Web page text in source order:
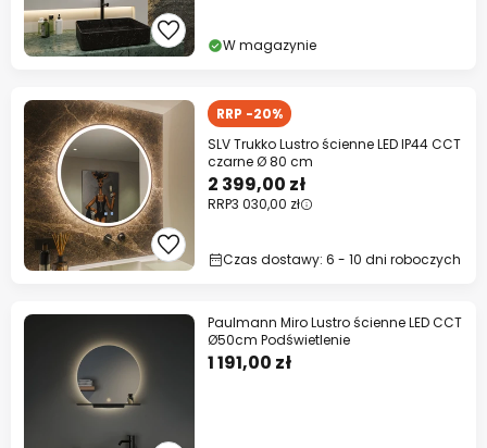
W magazynie
RRP -20%
SLV Trukko Lustro ścienne LED IP44 CCT
czarne Ø 80 cm
2 399,00 zł
RRP3 030,00 zł
Czas dostawy: 6 - 10 dni roboczych
Paulmann Miro Lustro ścienne LED CCT
Ø50cm Podświetlenie
1 191,00 zł